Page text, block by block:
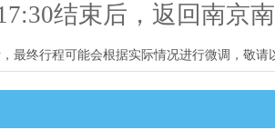
结束后，返回南京
最终行程可能会根据实际情况进行微调，敬请